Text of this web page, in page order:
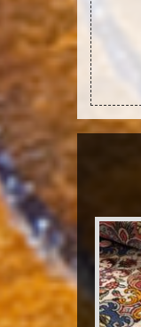
Pour plus
Il vous